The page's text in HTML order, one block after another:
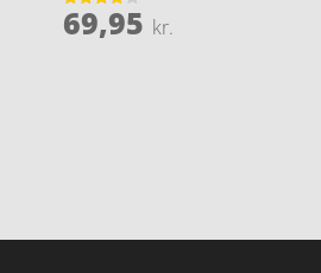
Vurderet
4
69,95 kr.